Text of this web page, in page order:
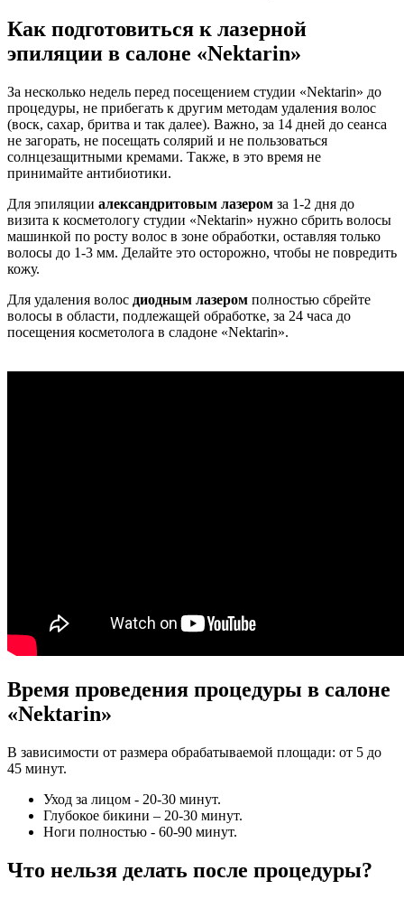
Как подготовиться к лазерной
эпиляции в салоне «Nektarin»
За несколько недель перед посещением студии «Nektarin» до
процедуры, не прибегать к другим методам удаления волос
(воск, сахар, бритва и так далее). Важно, за 14 дней до сеанса
не загорать, не посещать солярий и не пользоваться
солнцезащитными кремами. Также, в это время не
принимайте антибиотики.
Для эпиляции александритовым лазером за 1-2 дня до
визита к косметологу студии «Nektarin» нужно сбрить волосы
машинкой по росту волос в зоне обработки, оставляя только
волосы до 1-3 мм. Делайте это осторожно, чтобы не повредить
кожу.
Для удаления волос диодным лазером полностью сбрейте
волосы в области, подлежащей обработке, за 24 часа до
посещения косметолога в сладоне «Nektarin».
Время проведения процедуры в салоне
«Nektarin»
В зависимости от размера обрабатываемой площади: от 5 до
45 минут.
Уход за лицом - 20-30 минут.
Глубокое бикини – 20-30 минут.
Ноги полностью - 60-90 минут.
Что нельзя делать после процедуры?